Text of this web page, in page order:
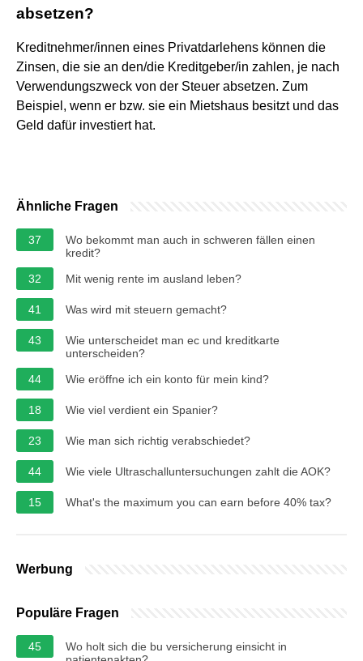
absetzen?
Kreditnehmer/innen eines Privatdarlehens können die
Zinsen, die sie an den/die Kreditgeber/in zahlen, je nach
Verwendungszweck von der Steuer absetzen. Zum
Beispiel, wenn er bzw. sie ein Mietshaus besitzt und das
Geld dafür investiert hat.
Ähnliche Fragen
37
Wo bekommt man auch in schweren fällen einen
kredit?
32
Mit wenig rente im ausland leben?
41 Was wird mit steuern gemacht?
43
Wie unterscheidet man ec und kreditkarte
unterscheiden?
44
Wie eröffne ich ein konto für mein kind?
18 Wie viel verdient ein Spanier?
23 Wie man sich richtig verabschiedet?
44 Wie viele Ultraschalluntersuchungen zahlt die AOK?
15 What's the maximum you can earn before 40% tax?
Werbung
Populäre Fragen
45
Wo holt sich die bu versicherung einsicht in